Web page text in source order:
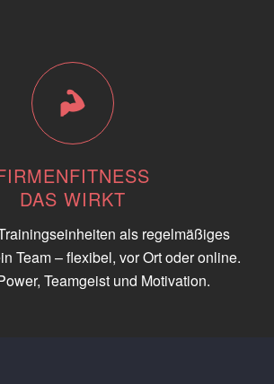
DAS WIRKT
als regelmäßiges
Team – flexibel, vor Ort oder online.
Teamgeist und Motivation.